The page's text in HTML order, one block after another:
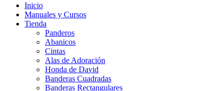
Inicio
Manuales y Cursos
Tienda
Panderos
Abanicos
Cintas
Alas de Adoración
Honda de David
Banderas Cuadradas
Banderas Rectangulares